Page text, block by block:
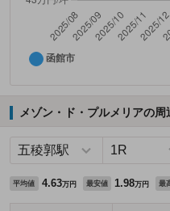
メゾン・ド・プルメリアの
平均値 4.63万円 最安値 1.98万円 最